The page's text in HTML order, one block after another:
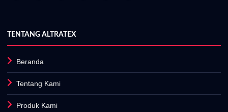
TENTANG ALTRATEX
Beranda
Tentang Kami
Produk Kami